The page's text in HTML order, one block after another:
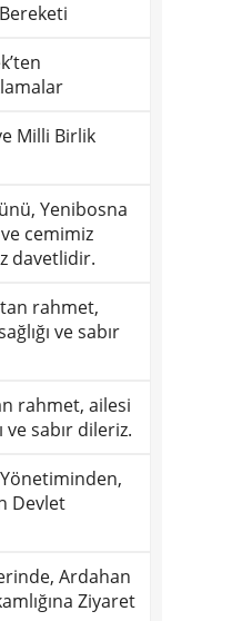
Milli Birlik
Yenibosna
cemimiz
davetlidir.
rahmet,
ve sabır
rahmet, ailesi
ve sabır dileriz.
Yönetiminden,
Devlet
Ardahan
Ziyaret